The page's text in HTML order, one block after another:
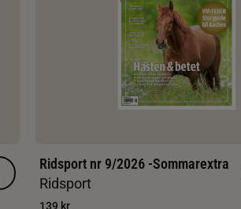
Ridsport nr 9/2026 -Sommarextra
Ridsport
139 kr